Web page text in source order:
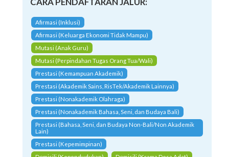
CARA PENDAFTARAN JALUR:
Afirmasi (Inklusi)
Afirmasi (Keluarga Ekonomi Tidak Mampu)
Mutasi (Anak Guru)
Mutasi (Perpindahan Tugas Orang Tua/Wali)
Prestasi (Kemampuan Akademik)
Prestasi (Akademik Sains, RisTek/Akademik Lainnya)
Prestasi (Nonakademik Olahraga)
Prestasi (Nonakademik Bahasa, Seni, dan Budaya Bali)
Prestasi (Bahasa, Seni, dan Budaya Non-Bali/Non Akademik
Lain)
Prestasi (Kepemimpinan)